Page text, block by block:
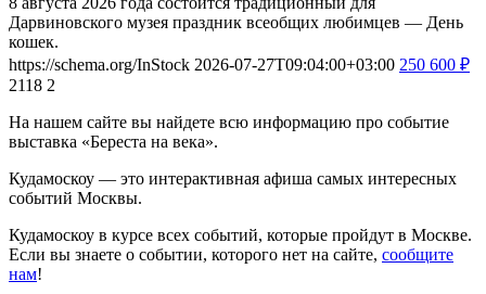
Дарвиновского музея праздник всеобщих любимцев — День
кошек.
https://schema.org/InStock 2026-07-27T09:04:00+03:00 250 600 ₽
2118 2
На нашем сайте вы найдете всю информацию про событие
выставка «Береста на века».
Кудамоскоу — это интерактивная афиша самых интересных
событий Москвы.
Кудамоскоу в курсе всех событий, которые пройдут в Москве.
Если вы знаете о событии, которого нет на сайте, сообщите
нам!